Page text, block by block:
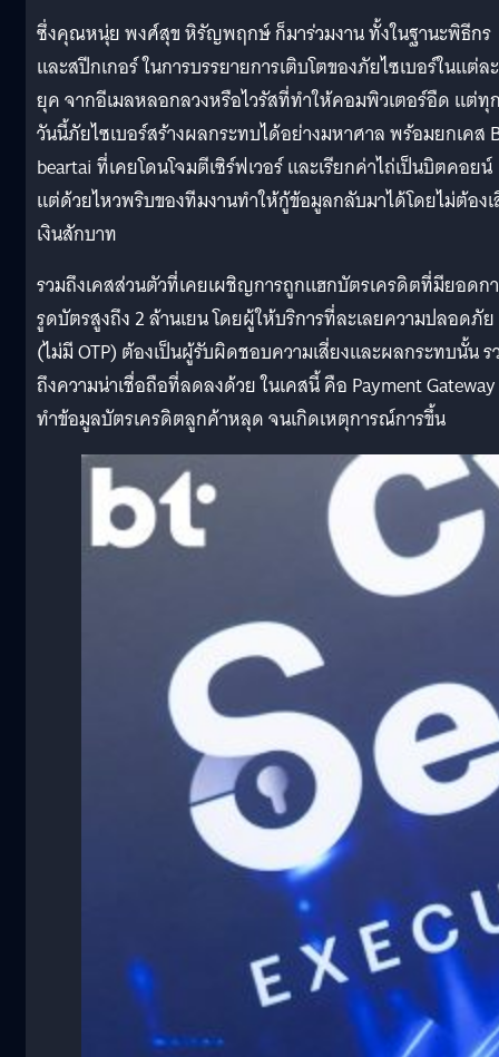
ซึ่งคุณหนุ่ย พงศ์สุข หิรัญพฤกษ์ ก็มาร่วมงาน ทั้งในฐานะพิธีกร
และสปีกเกอร์ ในการบรรยายการเติบโตของภัยไซเบอร์ในแต่ละ
ยุค จากอีเมลหลอกลวงหรือไวรัสที่ทำให้คอมพิวเตอร์อืด แต่ทุ
วันนี้ภัยไซเบอร์สร้างผลกระทบได้อย่างมหาศาล พร้อมยกเคส
beartai ที่เคยโดนโจมตีเซิร์ฟเวอร์ และเรียกค่าไถ่เป็นบิตคอยน์
แต่ด้วยไหวพริบของทีมงานทำให้กู้ข้อมูลกลับมาได้โดยไม่ต้อง
เงินสักบาท
รวมถึงเคสส่วนตัวที่เคยเผชิญการถูกแฮกบัตรเครดิตที่มียอดก
รูดบัตรสูงถึง 2 ล้านเยน โดยผู้ให้บริการที่ละเลยความปลอดภัย
(ไม่มี OTP) ต้องเป็นผู้รับผิดชอบความเสี่ยงและผลกระทบนั้น ร
ถึงความน่าเชื่อถือที่ลดลงด้วย ในเคสนี้ คือ Payment
ทำข้อมูลบัตรเครดิตลูกค้าหลุด จนเกิดเหตุการณ์การขึ้น